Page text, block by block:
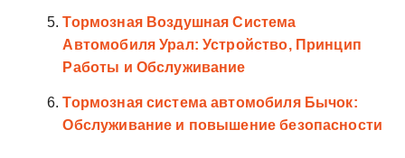
Тормозная Воздушная Система
Автомобиля Урал: Устройство, Принцип
Работы и Обслуживание
Тормозная система автомобиля Бычок:
Обслуживание и повышение безопасности